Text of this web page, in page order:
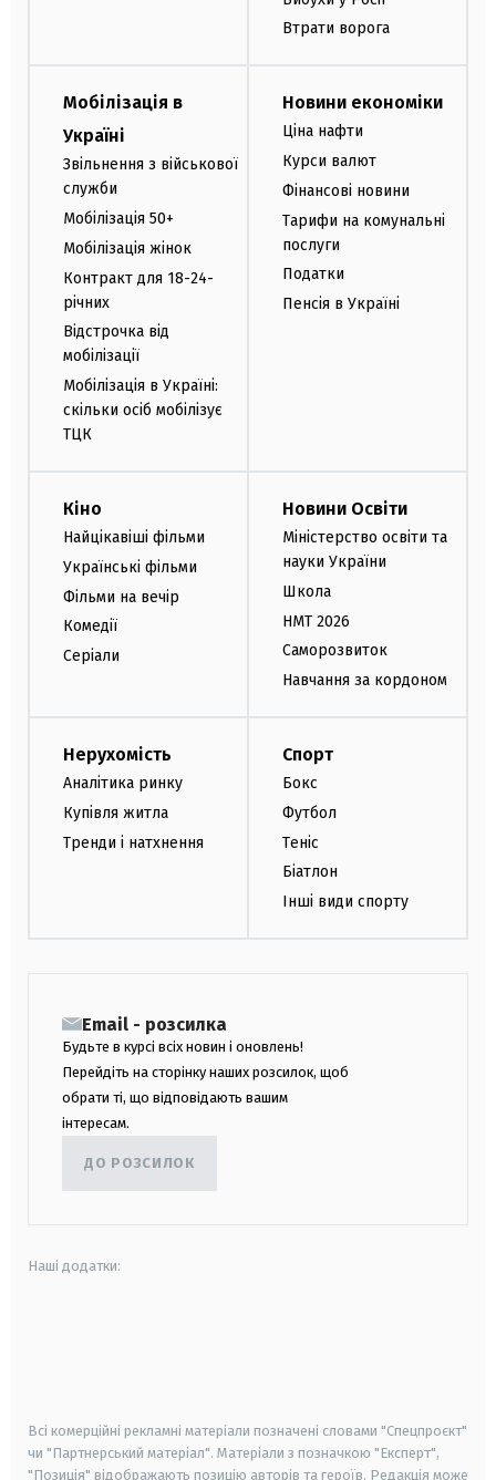
Втрати ворога
Мобілізація в
Україні
Звільнення з військової
служби
Мобілізація 50+
Мобілізація жінок
Контракт для 18-24-
річних
Відстрочка від
мобілізації
Мобілізація в Україні:
скільки осіб мобілізує
ТЦК
Новини економіки
Ціна нафти
Курси валют
Фінансові новини
Тарифи на комунальні
послуги
Податки
Пенсія в Україні
Кіно
Найцікавіші фільми
Українські фільми
Фільми на вечір
Комедії
Серіали
Новини Освіти
Міністерство освіти та
науки України
Школа
НМТ 2026
Саморозвиток
Навчання за кордоном
Нерухомість
Аналітика ринку
Купівля житла
Тренди і натхнення
Спорт
Бокс
Футбол
Теніс
Біатлон
Інші види спорту
Email - розсилка
Будьте в курсі всіх новин і оновлень!
Перейдіть на сторінку наших розсилок, щоб
обрати ті, що відповідають вашим
інтересам.
ДО РОЗСИЛОК
Наші додатки:
Всі комерційні рекламні матеріали позначені словами "Спецпроєкт"
чи "Партнерський матеріал". Матеріали з позначкою "Експерт",
"Позиція" відображають позицію авторів та героїв. Редакція може